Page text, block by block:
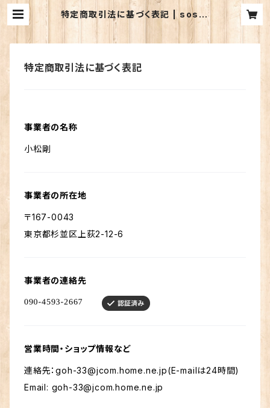
特定商取引法に基づく表記 | sospr
特定商取引法に基づく表記
事業者の名称
小松剛
事業者の所在地
〒167-0043
東京都杉並区上荻2-12-6
事業者の連絡先
営業時間・ショップ情報など
連絡先：goh-33@jcom.home.ne.jp(E-mailは24時間)
Email: goh-33@jcom.home.ne.jp